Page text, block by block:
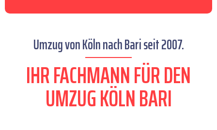
Umzug von Köln nach Bari seit 2007.
IHR FACHMANN FÜR DEN
UMZUG KÖLN BARI